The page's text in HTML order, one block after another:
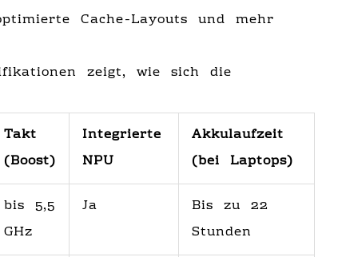
Cache-Layouts und mehr
zeigt, wie sich die
Takt
(Boost)
Integrierte
NPU
Akkulaufzeit
(bei Laptops)
bis 5,5
GHz
Ja
Bis zu 22
Stunden